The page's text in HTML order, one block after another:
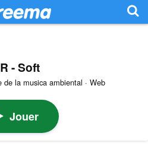
- Soft
de la musica ambiental · Web
Jouer